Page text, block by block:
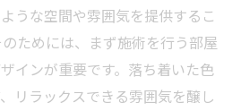
うな空間や雰囲気を提供するこ
ためには、まず施術を行う部屋
インが重要です。落ち着いた色
リラックスできる雰囲気を醸し